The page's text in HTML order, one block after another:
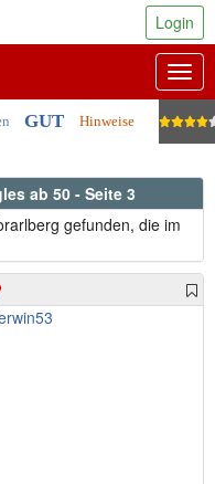
GUT Hinweise
Login
ab 50 - Seite 3
gefunden, die im